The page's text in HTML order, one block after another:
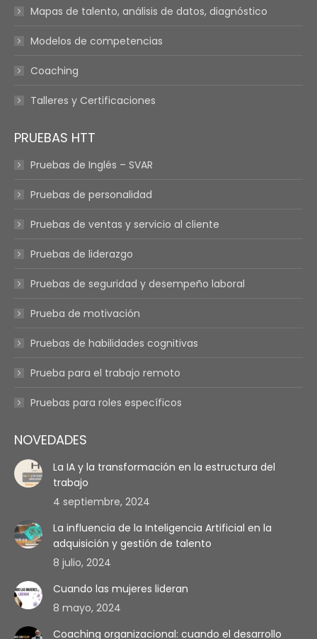
Mapas de talento, análisis de datos, diagnóstico
Modelos de competencias
Coaching
Talleres y Certificaciones
PRUEBAS HTT
Pruebas de Inglés – SVAR
Pruebas de personalidad
Pruebas de ventas y servicio al cliente
Pruebas de liderazgo
Pruebas de seguridad y desempeño laboral
Prueba de motivación
Pruebas de habilidades cognitivas
Prueba para el trabajo remoto
Pruebas para roles específicos
NOVEDADES
La IA y la transformación en la estructura del
trabajo
4 septiembre, 2024
La influencia de la Inteligencia Artificial en la
adquisición y gestión de talento
8 julio, 2024
Cuando las mujeres lideran
8 mayo, 2024
Coaching organizacional: cuando el desarrollo